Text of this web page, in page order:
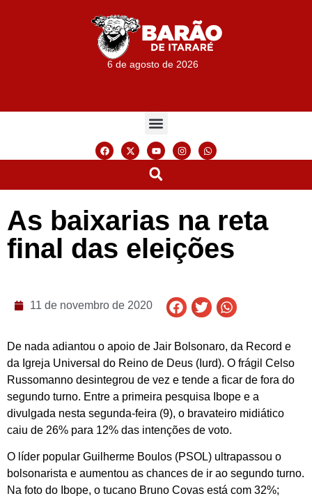
6 de agosto de 2026
As baixarias na reta
final das eleições
11 de novembro de 2020
De nada adiantou o apoio de Jair Bolsonaro, da Record e
da Igreja Universal do Reino de Deus (Iurd). O frágil Celso
Russomanno desintegrou de vez e tende a ficar de fora do
segundo turno. Entre a primeira pesquisa Ibope e a
divulgada nesta segunda-feira (9), o bravateiro midiático
caiu de 26% para 12% das intenções de voto.
O líder popular Guilherme Boulos (PSOL) ultrapassou o
bolsonarista e aumentou as chances de ir ao segundo turno.
Na foto do Ibope, o tucano Bruno Covas está com 32%;